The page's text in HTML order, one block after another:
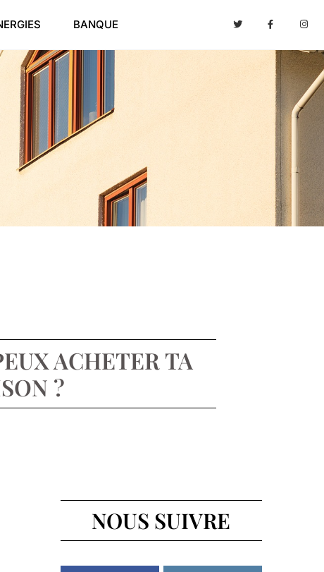
BANQUE
ACHETER TA
?
NOUS SUIVRE